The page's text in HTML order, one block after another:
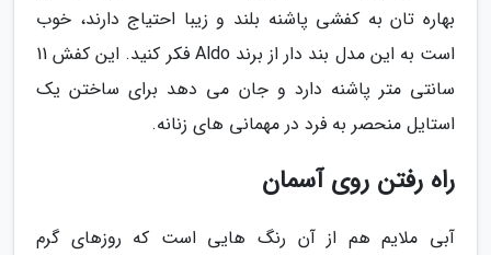
بهاره تان به کفشی پاشنه بلند و زیبا احتیاج دارند، خوب
است به این مدل بند دار از برند Aldo فکر کنید. این کفش 11
سانتی متر پاشنه دارد و جان می دهد برای ساختن یک
استایل منحصر به فرد در مهمانی های زنانه.
راه رفتن روی آسمان
آبی ملایم هم از آن رنگ هایی است که روزهای گرم